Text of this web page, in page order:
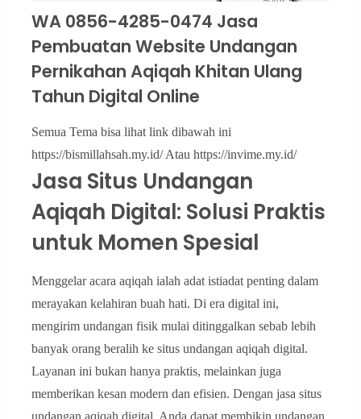
WA 0856-4285-0474 Jasa
Pembuatan Website Undangan
Pernikahan Aqiqah Khitan Ulang
Tahun Digital Online
Semua Tema bisa lihat link dibawah ini
https://bismillahsah.my.id/ Atau https://invime.my.id/
Jasa Situs Undangan
Aqiqah Digital: Solusi Praktis
untuk Momen Spesial
Menggelar acara aqiqah ialah adat istiadat penting dalam
merayakan kelahiran buah hati. Di era digital ini,
mengirim undangan fisik mulai ditinggalkan sebab lebih
banyak orang beralih ke situs undangan aqiqah digital.
Layanan ini bukan hanya praktis, melainkan juga
memberikan kesan modern dan efisien. Dengan jasa situs